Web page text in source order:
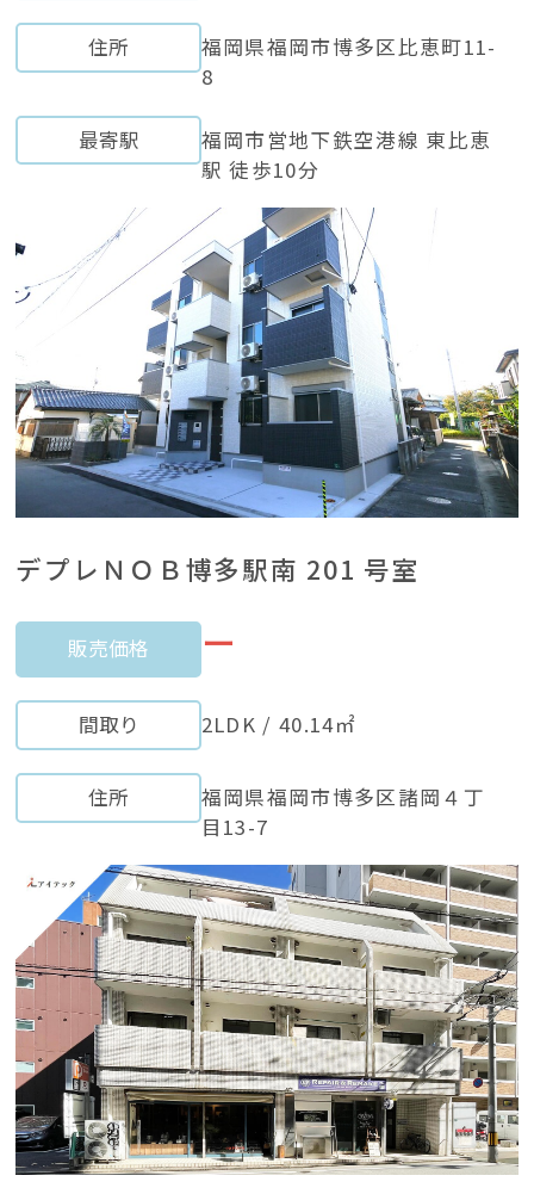
住所
福岡県福岡市博多区⽐恵町11-
8
最寄駅
福岡市営地下鉄空港線 東⽐恵
駅 徒歩10分
デプレＮＯＢ博多駅南 201 号室
販売価格 ー
間取り 2LDK / 40.14㎡
住所
福岡県福岡市博多区諸岡４丁
⽬13-7